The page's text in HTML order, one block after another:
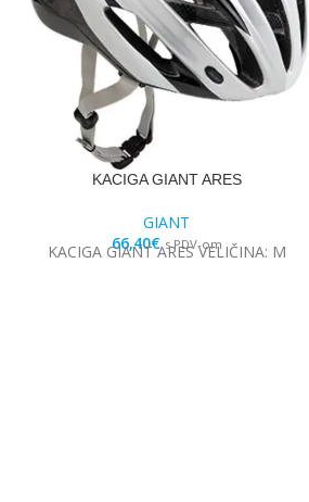
KACIGA GIANT ARES
GIANT
66,40€ s PDV-om
KACIGA GIANT ARES VELIČINA: M